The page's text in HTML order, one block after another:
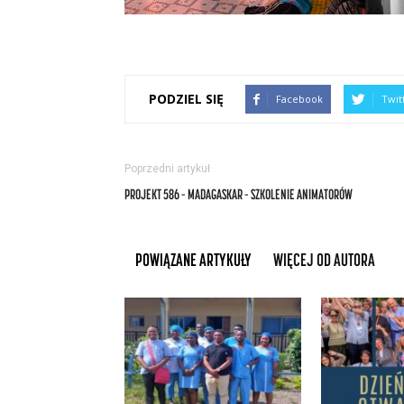
PODZIEL SIĘ Facebook
Poprzedni artykuł
PROJEKT 586 – MADAGASKAR – SZKOLENIE ANIMATORÓW
POWIĄZANE ARTYKUŁY WIĘCEJ OD AUTORA